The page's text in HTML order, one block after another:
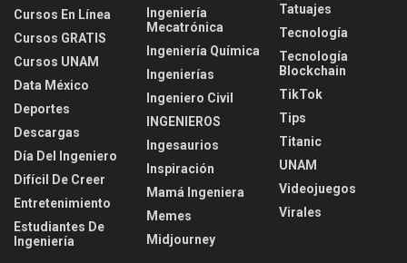
Cursos En Línea
Cursos GRATIS
Cursos UNAM
Data México
Deportes
Descargas
Día Del Ingeniero
Difícil De Creer
Entretenimiento
Estudiantes De
Ingeniería
Ingeniería
Mecatrónica
Ingeniería Química
Ingenierías
Ingeniero Civil
INGENIEROS
Ingesaurios
Inspiración
Mamá Ingeniera
Memes
Midjourney
Tatuajes
Tecnología
Tecnología
Blockchain
TikTok
Tips
Titanic
UNAM
Videojuegos
Virales